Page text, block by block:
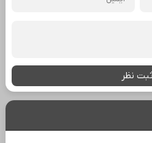
ثبت نظر